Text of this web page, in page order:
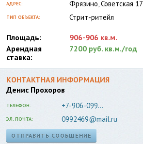
АДРЕС: Фрязино, Советская 17
ТИП ОБЪЕКТА: Стрит-ритейл
Площадь:
906-906 кв.м.
Арендная
ставка:
7200 руб. кв.м./год
КОНТАКТНАЯ ИНФОРМАЦИЯ
Денис Прохоров
ТЕЛЕФОН: +7-906-099...
ЭЛ. ПОЧТА: 0992469@mail.ru
ОТПРАВИТЬ СООБЩЕНИЕ